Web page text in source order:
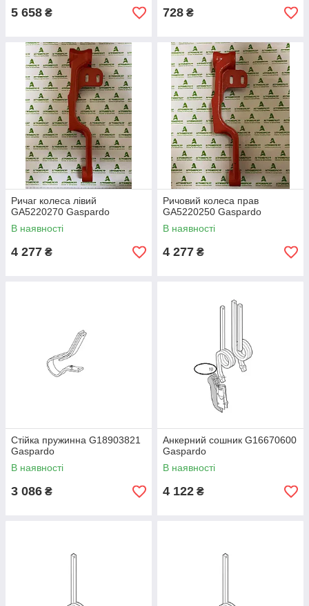
5 658 ₴ 728 ₴
Ричаг колеса лівий
GA5220270 Gaspardo
В наявності
4 277 ₴
Ричовий колеса прав
GA5220250 Gaspardo
В наявності
4 277 ₴
Стійка пружинна G18903821
Gaspardo
В наявності
3 086 ₴
Анкерний сошник G16670600
Gaspardo
В наявності
4 122 ₴